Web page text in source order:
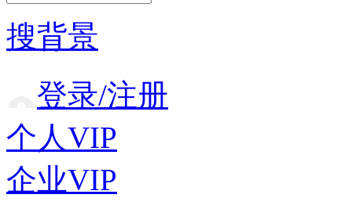
搜背景
登录/注册
个人VIP
企业VIP